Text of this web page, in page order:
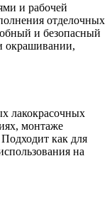
и рабочей
отделочных
и безопасный
окрашивании,
лакокрасочных
монтаже
как для
на